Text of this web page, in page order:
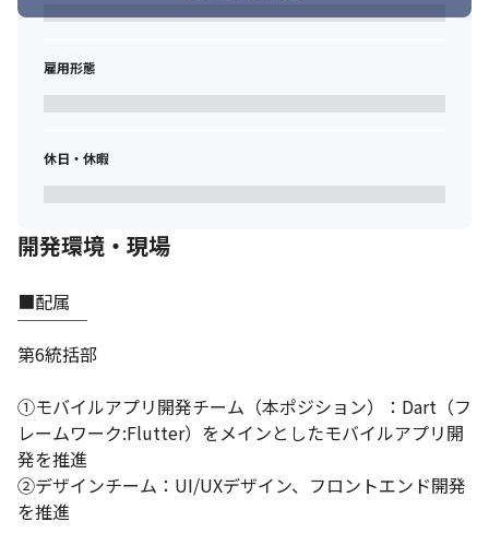
雇用形態
休日・休暇
開発環境・現場
■配属
￣￣￣￣
第6統括部
①モバイルアプリ開発チーム（本ポジション）：Dart（フ
レームワーク:Flutter）をメインとしたモバイルアプリ開
発を推進
②デザインチーム：UI/UXデザイン、フロントエンド開発
を推進